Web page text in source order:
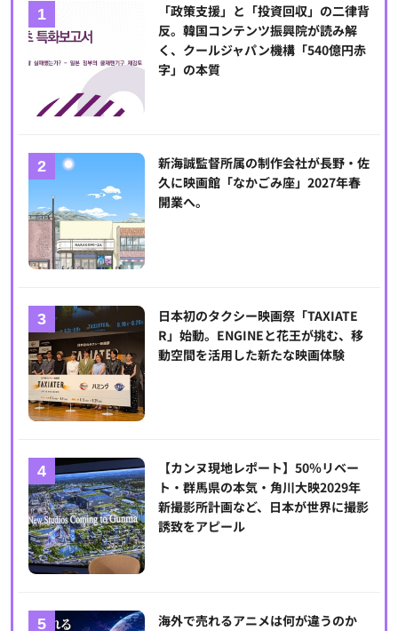
「政策支援」と「投資回収」の二律背
反。韓国コンテンツ振興院が読み解
く、クールジャパン機構「540億円赤
字」の本質
新海誠監督所属の制作会社が長野・佐
久に映画館「なかごみ座」2027年春
開業へ。
日本初のタクシー映画祭「TAXIATE
R」始動。ENGINEと花王が挑む、移
動空間を活用した新たな映画体験
【カンヌ現地レポート】50％リベー
ト・群馬県の本気・角川大映2029年
新撮影所計画など、日本が世界に撮影
誘致をアピール
海外で売れるアニメは何が違うのか